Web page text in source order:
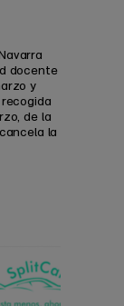
docente
y
de la
la